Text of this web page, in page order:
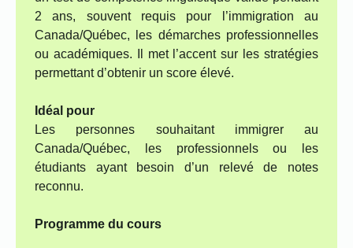
2 ans, souvent requis pour l’immigration au
Canada/Québec, les démarches professionnelles
ou académiques. Il met l’accent sur les stratégies
permettant d’obtenir un score élevé.
Idéal pour
Les personnes souhaitant immigrer au
Canada/Québec, les professionnels ou les
étudiants ayant besoin d’un relevé de notes
reconnu.
Programme du cours